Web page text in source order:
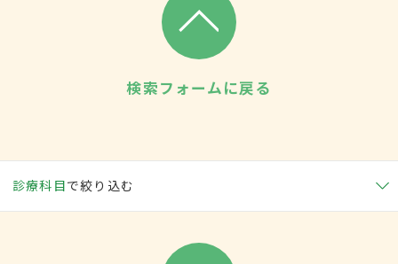
検索フォームに戻る
診療科目で絞り込む